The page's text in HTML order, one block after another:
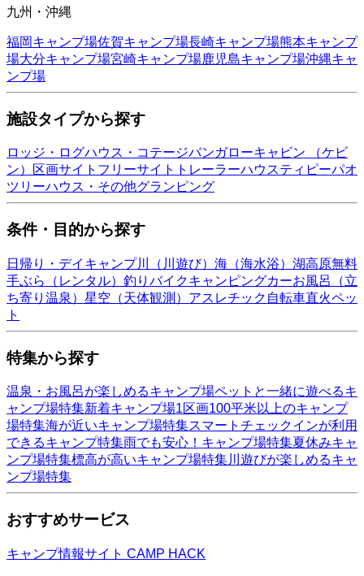
九州・沖縄
福岡キャンプ場佐賀キャンプ場長崎キャンプ場熊本キャンプ
場大分キャンプ場宮崎キャンプ場鹿児島キャンプ場沖縄キャ
ンプ場
施設タイプから探す
ロッジ・ログハウス・コテージバンガローキャビン （ケビ
ン）
区画サイト フリーサイト トレーラーハウスティピーパオ
ツリーハウス・その他グランピング
条件・目的から探す
日帰り・デイキャンプ川（川遊び） 海（海水浴） 湖高原無料
手ぶら（レンタル） 釣り バイクキャンピングカーお風呂（立
ち寄り温泉） 星空（天体観測） アスレチック 自転車直火ペッ
ト
特集から探す
温泉・お風呂が楽しめるキャンプ場ペットと一緒に遊べるキ
ャンプ場特集新着キャンプ場1区画100平米以上のキャンプ
場特集海が近いキャンプ場特集スマートチェックインが利用
できるキャンプ特集雨でも安心！キャンプ場特集夏休みキャ
ンプ場特集標高が高いキャンプ場特集川遊びが楽しめるキャ
ンプ場特集
おすすめサービス
キャンプ情報サイト CAMP HACK